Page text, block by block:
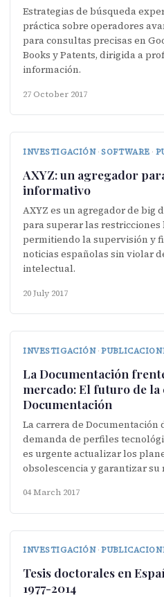
Estrategias de búsqueda
práctica sobre operadores
para consultas precisas en
Books y Patents, dirigida a
información.
27 October 2017
INVESTIGACIÓN · SOFTWARE ·
AXYZ: un agregador
informativo
AXYZ es un agregador de big
para superar las restricciones
permitiendo la supervisión y
noticias españolas sin violar
intelectual.
20 July 2017
INVESTIGACIÓN ·
La Documentación
mercado: El futuro de
Documentación
La carrera de
demanda de perfiles
es urgente actualizar los
obsolescencia y garantizar
04 March 2017
INVESTIGACIÓN ·
Tesis doctorales en
1977-2014